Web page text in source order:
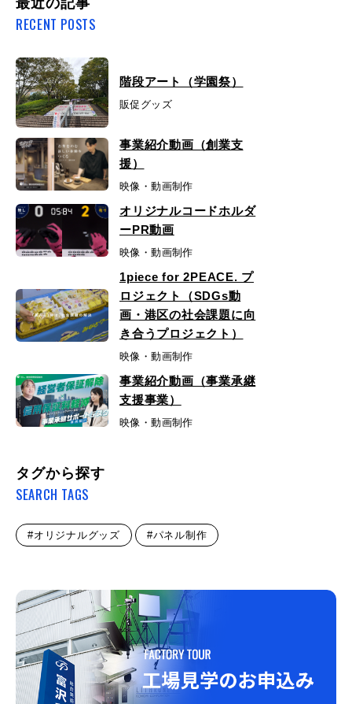
最近の記事
RECENT POSTS
階段アート（学園祭）
販促グッズ
事業紹介動画（創業支
援）
映像・動画制作
オリジナルコードホルダ
ーPR動画
映像・動画制作
1piece for 2PEACE. プ
ロジェクト（SDGs動
画・港区の社会課題に向
き合うプロジェクト）
映像・動画制作
事業紹介動画（事業承継
支援事業）
映像・動画制作
タグから探す
SEARCH TAGS
#オリジナルグッズ #パネル制作